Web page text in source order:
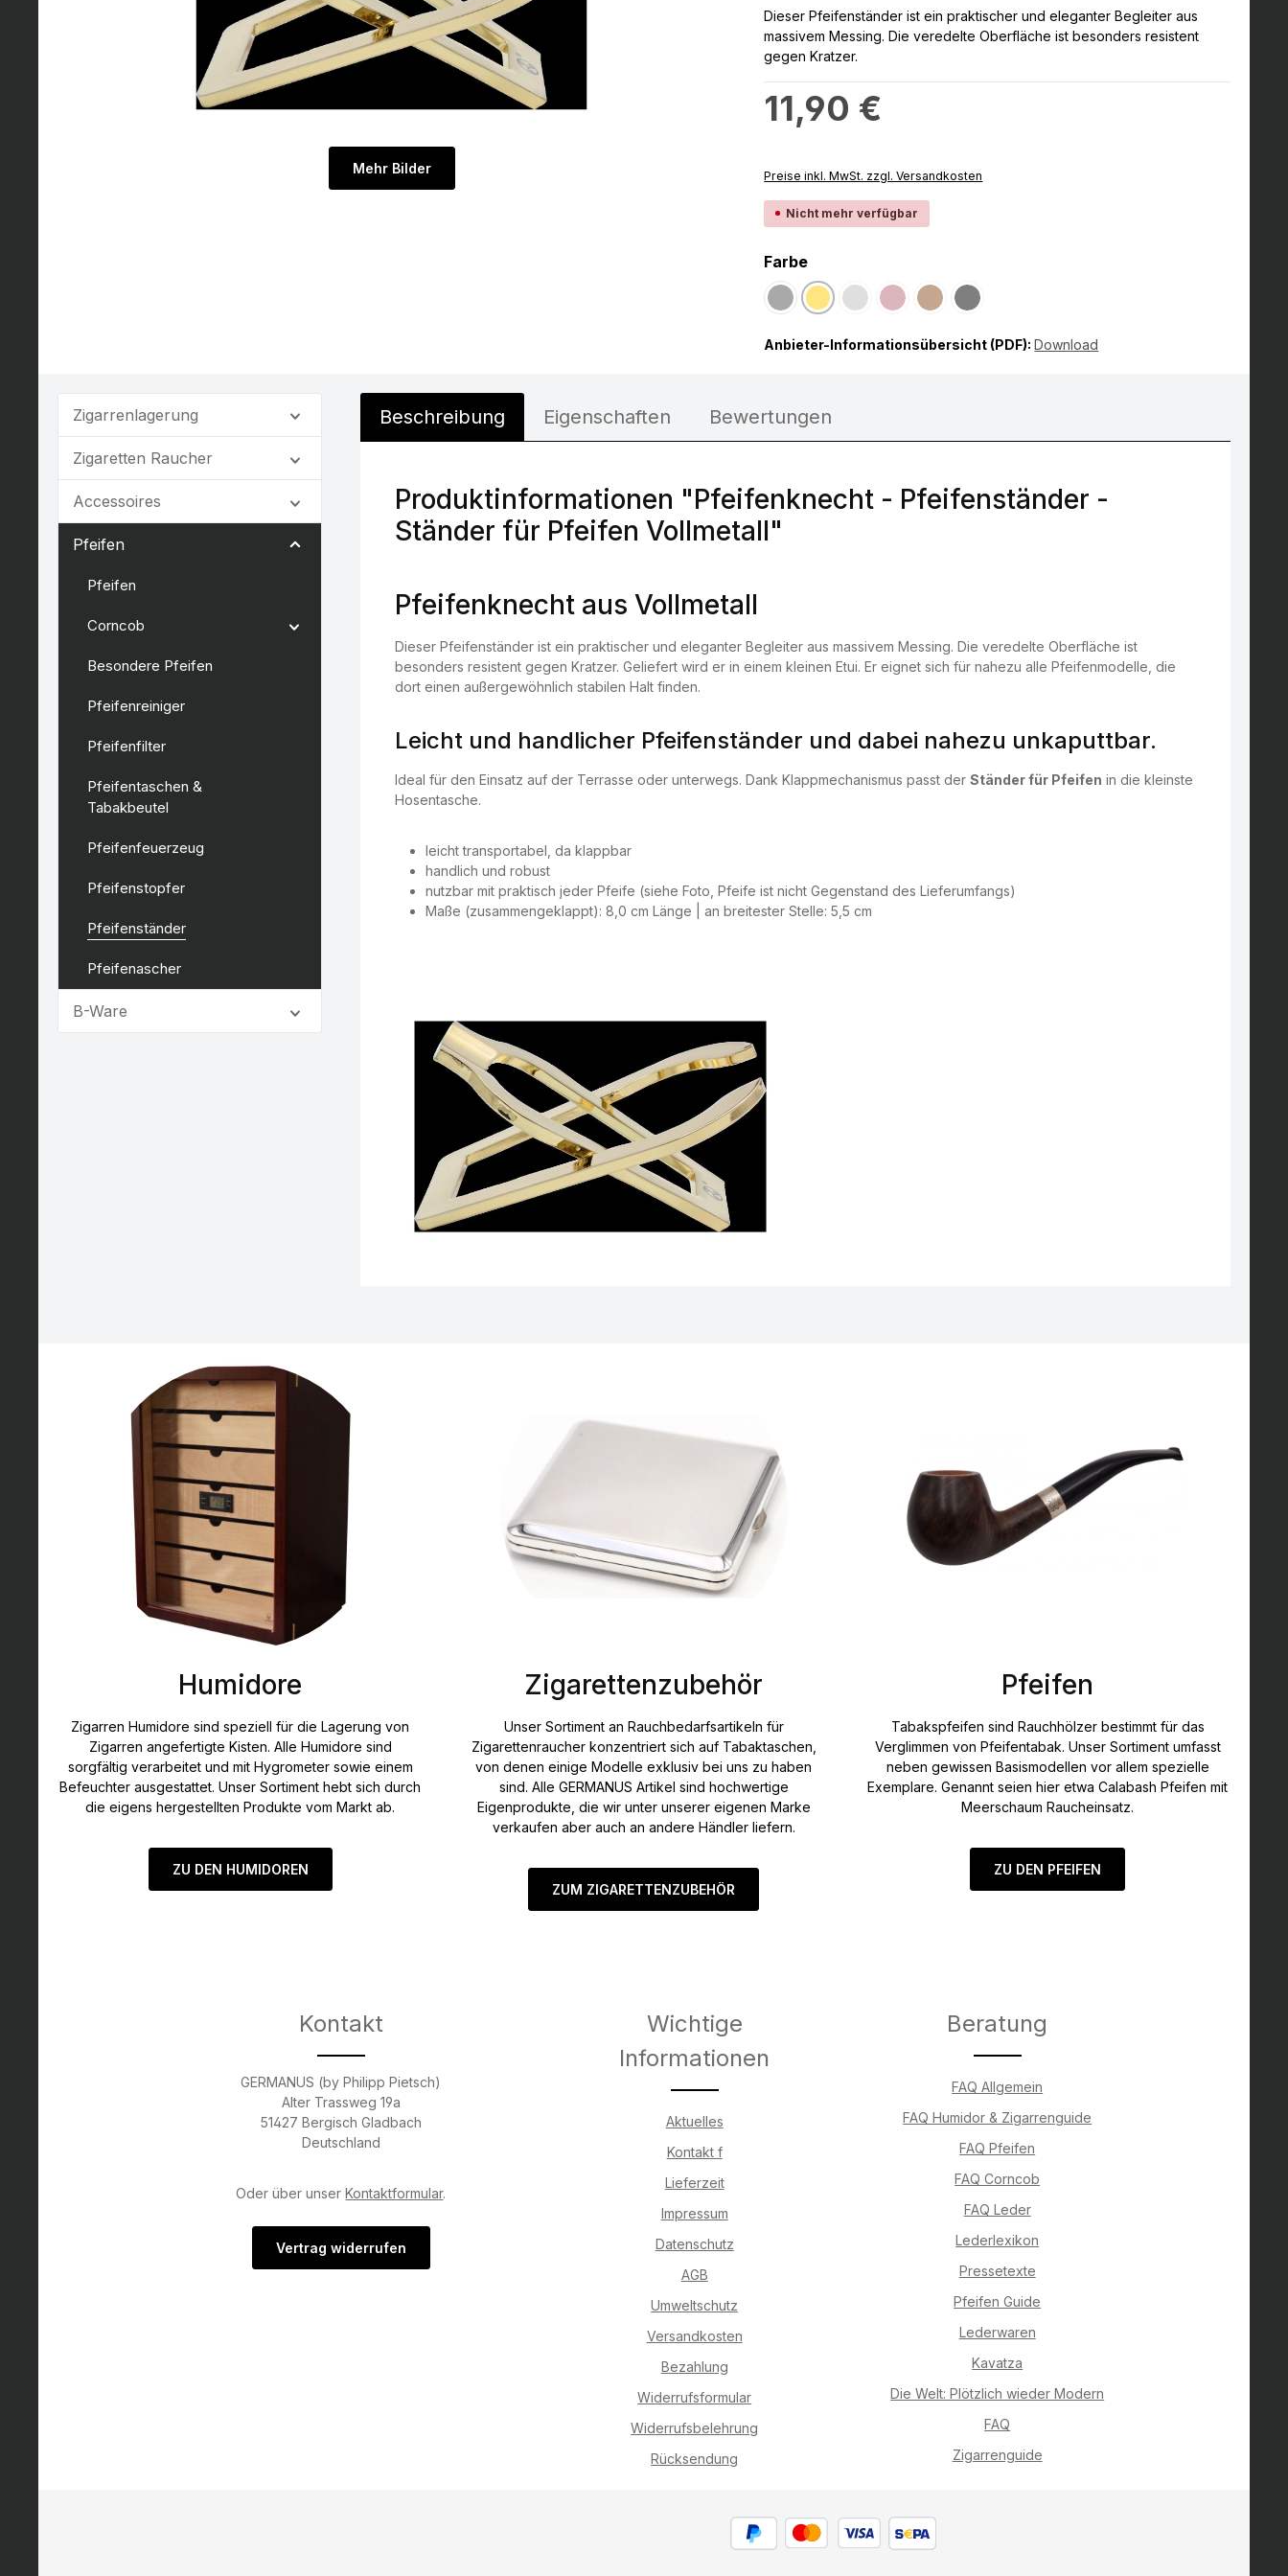
Mehr Bilder
Dieser Pfeifenständer ist ein praktischer und eleganter Begleiter aus
massivem Messing. Die veredelte Oberfläche ist besonders resistent
gegen Kratzer.
11,90 €
Preise inkl. MwSt. zzgl. Versandkosten
Nicht mehr verfügbar
Farbeauswählen
Dunkles Silber
Gold
(Diese Option ist zurzeit nicht verfügbar.)
Silber
(Diese Option ist zurzeit nicht verfügbar.)
Rosegold
(Diese Option ist zurzeit nicht verfügbar.)
Hellbraun
(Diese Option ist zurzeit nicht verfügbar.)
Schwarz
(Diese Option ist zurzeit nicht verfügbar.)
Anbieter-Informationsübersicht (PDF):Download
Zigarrenlagerung
Zigaretten Raucher
Accessoires
Pfeifen
Pfeifen
Corncob
Besondere Pfeifen
Pfeifenreiniger
Pfeifenfilter
Pfeifentaschen &
Tabakbeutel
Pfeifenfeuerzeug
Pfeifenstopfer
Pfeifenständer
Pfeifenascher
B-Ware
Beschreibung Eigenschaften Bewertungen
Produktinformationen "Pfeifenknecht - Pfeifenständer -
Ständer für Pfeifen Vollmetall"
Pfeifenknecht aus Vollmetall
Dieser Pfeifenständer ist ein praktischer und eleganter Begleiter aus massivem Messing. Die veredelte Oberfläche ist
besonders resistent gegen Kratzer. Geliefert wird er in einem kleinen Etui. Er eignet sich für nahezu alle Pfeifenmodelle, die
dort einen außergewöhnlich stabilen Halt finden.
Leicht und handlicher Pfeifenständer und dabei nahezu unkaputtbar.
Ideal für den Einsatz auf der Terrasse oder unterwegs. Dank Klappmechanismus passt der Ständer für Pfeifen in die kleinste
Hosentasche.
leicht transportabel, da klappbar
handlich und robust
nutzbar mit praktisch jeder Pfeife (siehe Foto, Pfeife ist nicht Gegenstand des Lieferumfangs)
Maße (zusammengeklappt): 8,0 cm Länge | an breitester Stelle: 5,5 cm
Humidore
Zigarren Humidore sind speziell für die Lagerung von
Zigarren angefertigte Kisten. Alle Humidore sind
sorgfältig verarbeitet und mit Hygrometer sowie einem
Befeuchter ausgestattet. Unser Sortiment hebt sich durch
die eigens hergestellten Produkte vom Markt ab.
ZU DEN HUMIDOREN
Zigarettenzubehör
Unser Sortiment an Rauchbedarfsartikeln für
Zigarettenraucher konzentriert sich auf Tabaktaschen,
von denen einige Modelle exklusiv bei uns zu haben
sind. Alle GERMANUS Artikel sind hochwertige
Eigenprodukte, die wir unter unserer eigenen Marke
verkaufen aber auch an andere Händler liefern.
ZUM ZIGARETTENZUBEHÖR
Pfeifen
Tabakspfeifen sind Rauchhölzer bestimmt für das
Verglimmen von Pfeifentabak. Unser Sortiment umfasst
neben gewissen Basismodellen vor allem spezielle
Exemplare. Genannt seien hier etwa Calabash Pfeifen mit
Meerschaum Raucheinsatz.
ZU DEN PFEIFEN
Kontakt
GERMANUS (by Philipp Pietsch)
Alter Trassweg 19a
51427 Bergisch Gladbach
Deutschland
Oder über unserKontaktformular.
Vertrag widerrufen
Wichtige
Informationen
Aktuelles
Kontakt f
Lieferzeit
Impressum
Datenschutz
AGB
Umweltschutz
Versandkosten
Bezahlung
Widerrufsformular
Widerrufsbelehrung
Rücksendung
Beratung
FAQ Allgemein
FAQ Humidor & Zigarrenguide
FAQ Pfeifen
FAQ Corncob
FAQ Leder
Lederlexikon
Pressetexte
Pfeifen Guide
Lederwaren
Kavatza
Die Welt: Plötzlich wieder Modern
FAQ
Zigarrenguide